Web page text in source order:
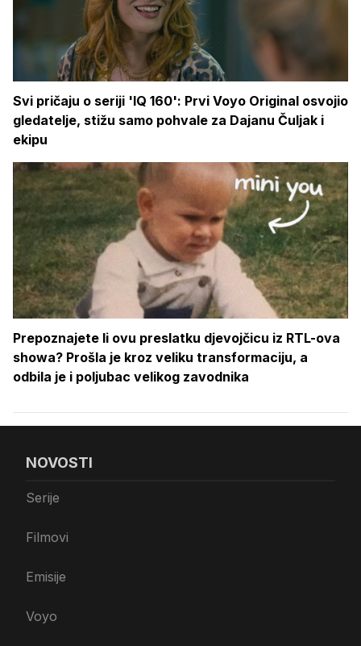
Svi pričaju o seriji 'IQ 160': Prvi Voyo Original osvojio
gledatelje, stižu samo pohvale za Dajanu Čuljak i
ekipu
Prepoznajete li ovu preslatku djevojčicu iz RTL-ova
showa? Prošla je kroz veliku transformaciju, a
odbila je i poljubac velikog zavodnika
NOVOSTI
Serije
Filmovi
Emisije
Voyo